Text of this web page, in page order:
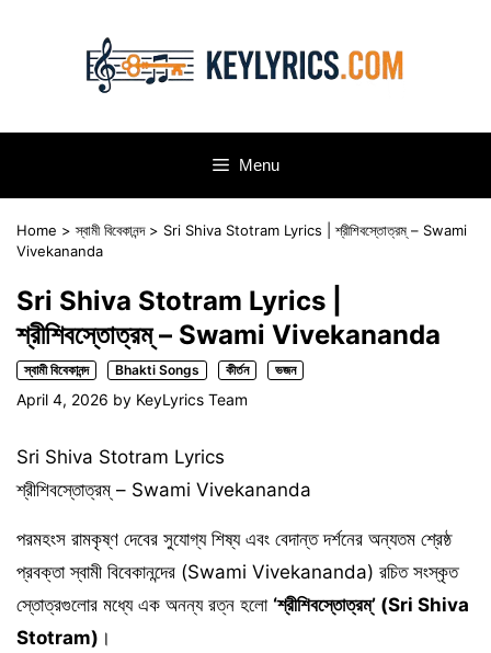
Menu
Home >স্বামী বিবেকানন্দ> Sri Shiva Stotram Lyrics | শ্রীশিবস্তোত্রম্ – Swami
Vivekananda
Sri Shiva Stotram Lyrics |
শ্রীশিবস্তোত্রম্ – Swami Vivekananda
স্বামী বিবেকানন্দ Bhakti Songs কীর্তন ভজন
April 4, 2026 by KeyLyrics Team
Sri Shiva Stotram Lyrics
শ্রীশিবস্তোত্রম্ – Swami Vivekananda
পরমহংস রামকৃষ্ণ দেবের সুযোগ্য শিষ্য এবং বেদান্ত দর্শনের অন্যতম শ্রেষ্ঠ
প্রবক্তা স্বামী বিবেকানন্দের (Swami Vivekananda) রচিত সংস্কৃত
স্তোত্রগুলোর মধ্যে এক অনন্য রত্ন হলো ‘শ্রীশিবস্তোত্রম্’ (Sri Shiva
Stotram) ।